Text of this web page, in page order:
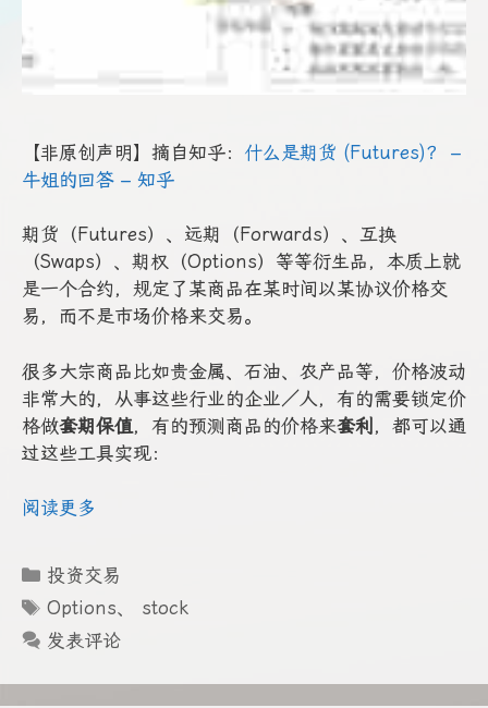
【非原创声明】摘自知乎： 什么是期货 (Futures)？ –
牛姐的回答 – 知乎
期货（Futures）、远期（Forwards）、互换
（Swaps）、期权（Options）等等衍生品，本质上就
是一个合约，规定了某商品在某时间以某协议价格交
易，而不是市场价格来交易。
很多大宗商品比如贵金属、石油、农产品等，价格波动
非常大的，从事这些行业的企业／人，有的需要锁定价
格做套期保值，有的预测商品的价格来套利 ，都可以通
过这些工具实现：
阅读更多
分
类
投资交易
标
签
Options、 stock
发表评论